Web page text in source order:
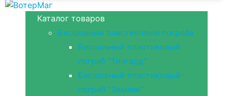
Каталог товаров
Бесшовные пластиковые погреба
Бесшовный пластиковый
погреб “Тингард”
Бесшовный пластиковый
погреб “Земляк”